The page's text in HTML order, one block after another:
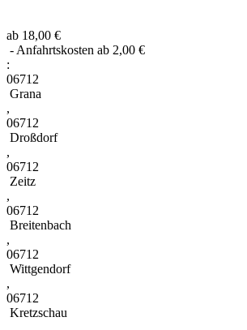
ab 18,00 €
- Anfahrtskosten ab 2,00 €
:
06712
Grana
,
06712
Droßdorf
,
06712
Zeitz
,
06712
Breitenbach
,
06712
Wittgendorf
,
06712
Kretzschau